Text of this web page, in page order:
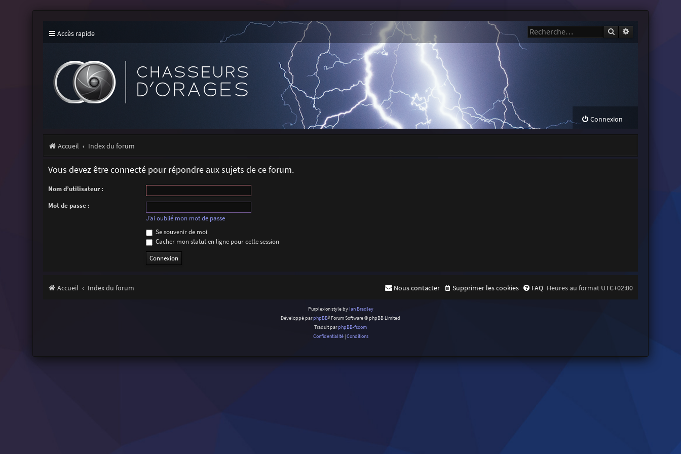
Accès rapide Rechercher
Connexion
Accueil Index du forum
Vous devez être connecté pour répondre aux sujets de ce forum.
Nom d’utilisateur :
Mot de passe :
J’ai oublié mon mot de passe
Se souvenir de moi
Cacher mon statut en ligne pour cette session
Accueil Index du forum Heures au format UTC+02:00
FAQ
Supprimer les cookies
Nous contacter
Purplexion style by Ian Bradley
Développé parphpBB® Forum Software © phpBB Limited
Traduit parphpBB-fr.com
Confidentialité|Conditions